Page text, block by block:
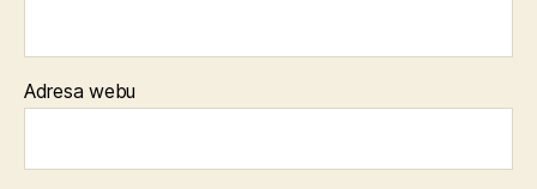
Adresa webu